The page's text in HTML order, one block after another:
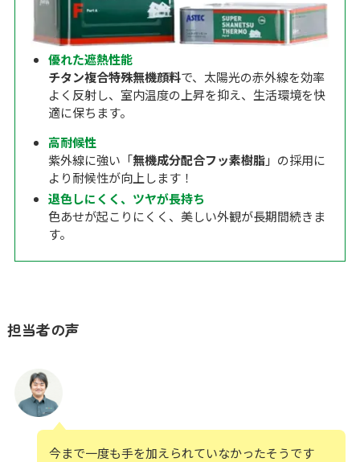
優れた遮熱性能
チタン複合特殊無機顔料で、太陽光の赤外線を効率
よく反射し、室内温度の上昇を抑え、生活環境を快
適に保ちます。
高耐候性
紫外線に強い「無機成分配合フッ素樹脂」の採用に
より耐候性が向上します！
退色しにくく、ツヤが長持ち
色あせが起こりにくく、美しい外観が長期間続きま
す。
担当者の声
今まで一度も手を加えられていなかったそうです